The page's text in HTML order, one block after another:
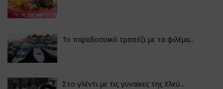
Το παραδοσιακό τραπέζι με τα φιλέμα...
Στο γλέντι με τις γυναίκες της Ελεύ...